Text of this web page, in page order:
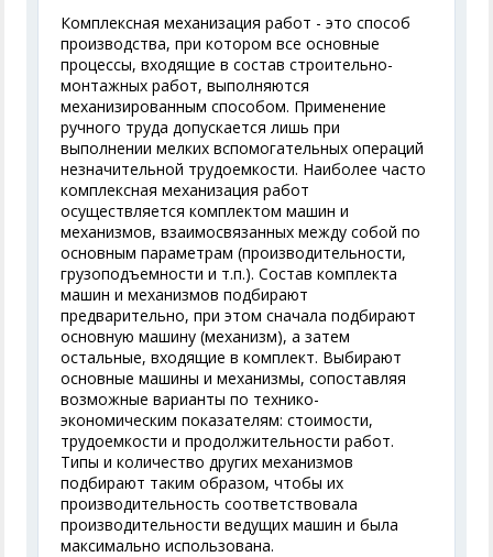
Комплексная механизация работ - это способ
производства, при котором все основные
процессы, входящие в состав строительно-
монтажных работ, выполняются
механизированным способом. Применение
ручного труда допускается лишь при
выполнении мелких вспомогательных операций
незначительной трудоемкости. Наиболее часто
комплексная механизация работ
осуществляется комплектом машин и
механизмов, взаимосвязанных между собой по
основным параметрам (производительности,
грузоподъемности и т.п.). Состав комплекта
машин и механизмов подбирают
предварительно, при этом сначала подбирают
основную машину (механизм), а затем
остальные, входящие в комплект. Выбирают
основные машины и механизмы, сопоставляя
возможные варианты по технико-
экономическим показателям: стоимости,
трудоемкости и продолжительности работ.
Типы и количество других механизмов
подбирают таким образом, чтобы их
производительность соответствовала
производительности ведущих машин и была
максимально использована.